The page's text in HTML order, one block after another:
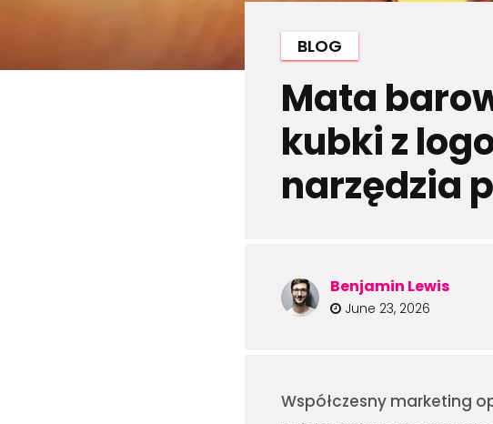
BLOG
Mata
kubki z
narzędzia
Benjamin Lewis
June 23, 2026
Współczesny marketing